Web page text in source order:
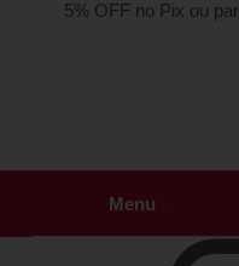
5% OFF no Pix ou
Menu